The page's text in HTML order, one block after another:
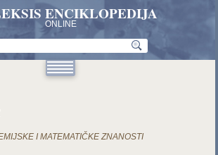
ENCIKLOPEDIJA
ONLINE
I MATEMATIČKE ZNANOSTI